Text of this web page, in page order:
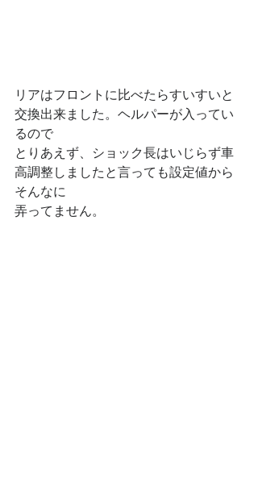
リアはフロントに比べたらすいすいと
交換出来ました。ヘルパーが入ってい
るので
とりあえず、ショック長はいじらず車
高調整しましたと言っても設定値から
そんなに
弄ってません。